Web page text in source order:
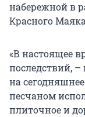
набережной в
Красного
«В настоящее
последствий, –
на
песчаном
плиточное и